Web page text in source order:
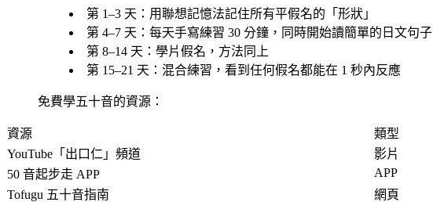
第 1–3 天 ：用聯想記憶法記住所有平假名的「形狀」
第 4–7 天 ：每天手寫練習 30 分鐘，同時開始讀簡單的日文句子
第 8–14 天 ：學片假名，方法同上
第 15–21 天 ：混合練習，看到任何假名都能在 1 秒內反應
免費學五十音的資源：
資源 類型
YouTube「出口仁」頻道
影片
50 音起步走 APP
APP
Tofugu 五十音指南
網頁